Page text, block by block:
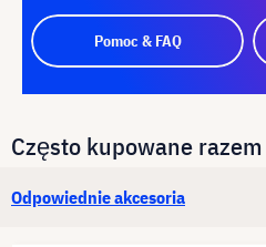
Pomoc & FAQ
Często kupowane razem
Odpowiednie akcesoria